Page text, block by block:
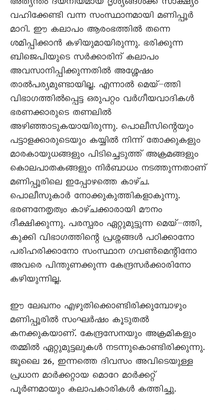
അത്യന്തം ദയനീയമായ ദൃശ്യങ്ങൾക്ക് സാക്ഷ്യം
വഹിക്കേണ്ടി വന്ന സംസ്ഥാനമായി മണിപ്പൂർ
മാറി. ഈ കലാപം ആരംഭത്തിൽ തന്നെ
ശമിപ്പിക്കാൻ കഴിയുമായിരുന്നു. ഭരിക്കുന്ന
ബിജെപിയുടെ സർക്കാരിന് കലാപം
അവസാനിപ്പിക്കുന്നതിൽ അശ്ശേഷം
താൽപര്യമുണ്ടായില്ല. എന്നാൽ മെയ്–ത്തി
വിഭാഗത്തിൽപ്പെട്ട ഒരുപറ്റം വർഗീയവാദികൾ
ഭരണക്കാരുടെ തണലിൽ
അഴിഞ്ഞാടുകയായിരുന്നു. പൊലീസിന്റെയും
പട്ടാളക്കാരുടെയും കയ്യിൽ നിന്ന് തോക്കുകളും
മാരകായുധങ്ങളും പിടിച്ചെടുത്ത് അക്രമങ്ങളും
കൊലപാതകങ്ങളും നിർബാധം നടത്തുന്നതാണ്
മണിപ്പൂരിലെ ഇപ്പോഴത്തെ കാഴ്ച.
പൊലീസുകാർ നോക്കുകുത്തികളാകുന്നു.
ഭരണനേതൃത്വം കാഴ്ചക്കാരായി മൗനം
ദീക്ഷിക്കുന്നു. പരസ്പരം ഏറ്റുമുട്ടുന്ന മെയ്–ത്തി,
കുക്കി വിഭാഗത്തിന്റെ പ്രശ്നങ്ങൾ പഠിക്കാനോ
പരിഹരിക്കാനോ സംസ്ഥാന ഗവൺമെന്റിനോ
അവരെ പിന്തുണക്കുന്ന കേന്ദ്രസർക്കാരിനോ
കഴിയുന്നില്ല.
ഈ ലേഖനം എഴുതിക്കൊണ്ടിരിക്കുമ്പോഴും
മണിപ്പൂരിൽ സംഘർഷം കൂടുതൽ
കനക്കുകയാണ്. കേന്ദ്രസേനയും അക്രമികളും
തമ്മിൽ ഏറ്റുമുട്ടലുകൾ നടന്നുകൊണ്ടിരിക്കുന്നു.
ജൂലൈ 26, ഇന്നത്തെ ദിവസം അവിടെയുള്ള
പ്രധാന മാർക്കറ്റായ മൊറേ മാർക്കറ്റ്
പൂർണമായും കലാപകാരികൾ കത്തിച്ചു.